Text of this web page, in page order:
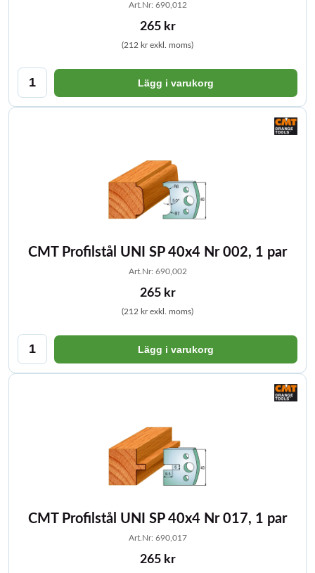
Art.Nr: 690,012
265 kr
(212 kr exkl. moms)
Lägg i varukorg
CMT Profilstål UNI SP 40x4 Nr 002, 1 par
Art.Nr: 690,002
265 kr
(212 kr exkl. moms)
Lägg i varukorg
CMT Profilstål UNI SP 40x4 Nr 017, 1 par
Art.Nr: 690,017
265 kr